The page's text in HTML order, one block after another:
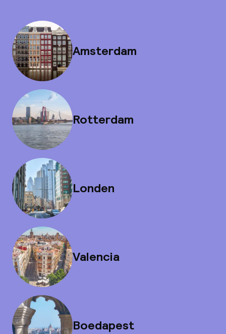
Amsterdam
Rotterdam
Londen
Valencia
Boedapest